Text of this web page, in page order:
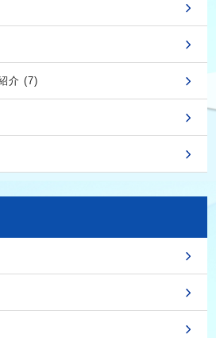
介 (7)